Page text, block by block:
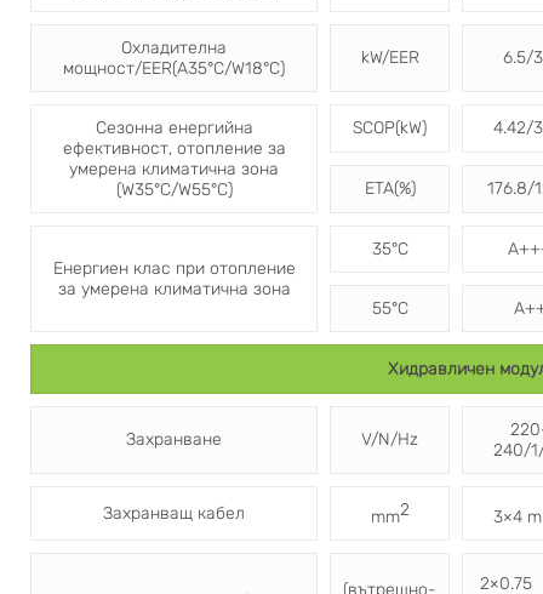
Охладителна
мощност/EER(A35°C/W18°C)
kW/EER 6.5/
Сезонна енергийна
ефективност, отопление за
умерена климатична зона
(W35°C/W55°C)
SCOP(kW) 4.42/
ETA(%) 176.8/
Енергиен клас при отопление
за умерена климатична зона
35°C
55°C
Хидравличен
Захранване V/N/Hz
240/
Захранващ кабел mm2 3×4
(вътрешно-
2×0.75